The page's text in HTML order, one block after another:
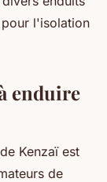
l'isolation
enduire
Kenzaï est
de